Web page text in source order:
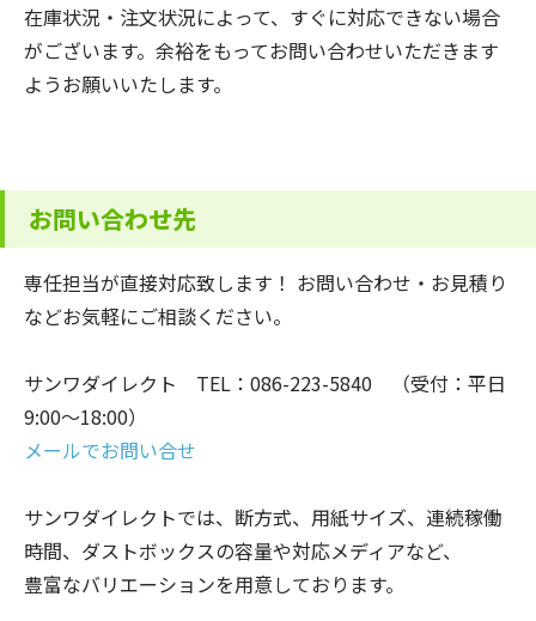
在庫状況・注文状況によって、すぐに対応できない場合
がございます。余裕をもってお問い合わせいただきます
ようお願いいたします。
お問い合わせ先
専任担当が直接対応致します！ お問い合わせ・お見積り
などお気軽にご相談ください。
サンワダイレクト TEL：086-223-5840 （受付：平日
9:00～18:00）
メールでお問い合せ
サンワダイレクトでは、断方式、用紙サイズ、連続稼働
時間、ダストボックスの容量や対応メディアなど、
豊富なバリエーションを用意しております。